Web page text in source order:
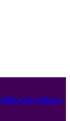
de utilizare